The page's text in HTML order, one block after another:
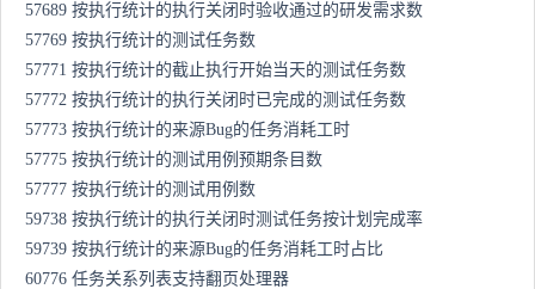
57689 按执行统计的执行关闭时验收通过的研发需求数
57769 按执行统计的测试任务数
57771 按执行统计的截止执行开始当天的测试任务数
57772 按执行统计的执行关闭时已完成的测试任务数
57773 按执行统计的来源Bug的任务消耗工时
57775 按执行统计的测试用例预期条目数
57777 按执行统计的测试用例数
59738 按执行统计的执行关闭时测试任务按计划完成率
59739 按执行统计的来源Bug的任务消耗工时占比
60776 任务关系列表支持翻页处理器